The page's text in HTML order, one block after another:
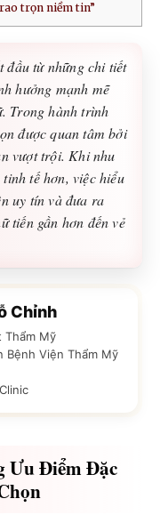
trọn niềm tin”
đầu từ những chi tiết
hưởng mạnh mẽ
Trong hành trình
được quan tâm bởi
vượt trội. Khi nhu
tế hơn, việc hiểu
uy tín và đưa ra
tiến gần hơn đến vẻ
Chỉnh
Thẩm Mỹ
Bệnh Viện Thẩm Mỹ
Ưu Điểm Đặc